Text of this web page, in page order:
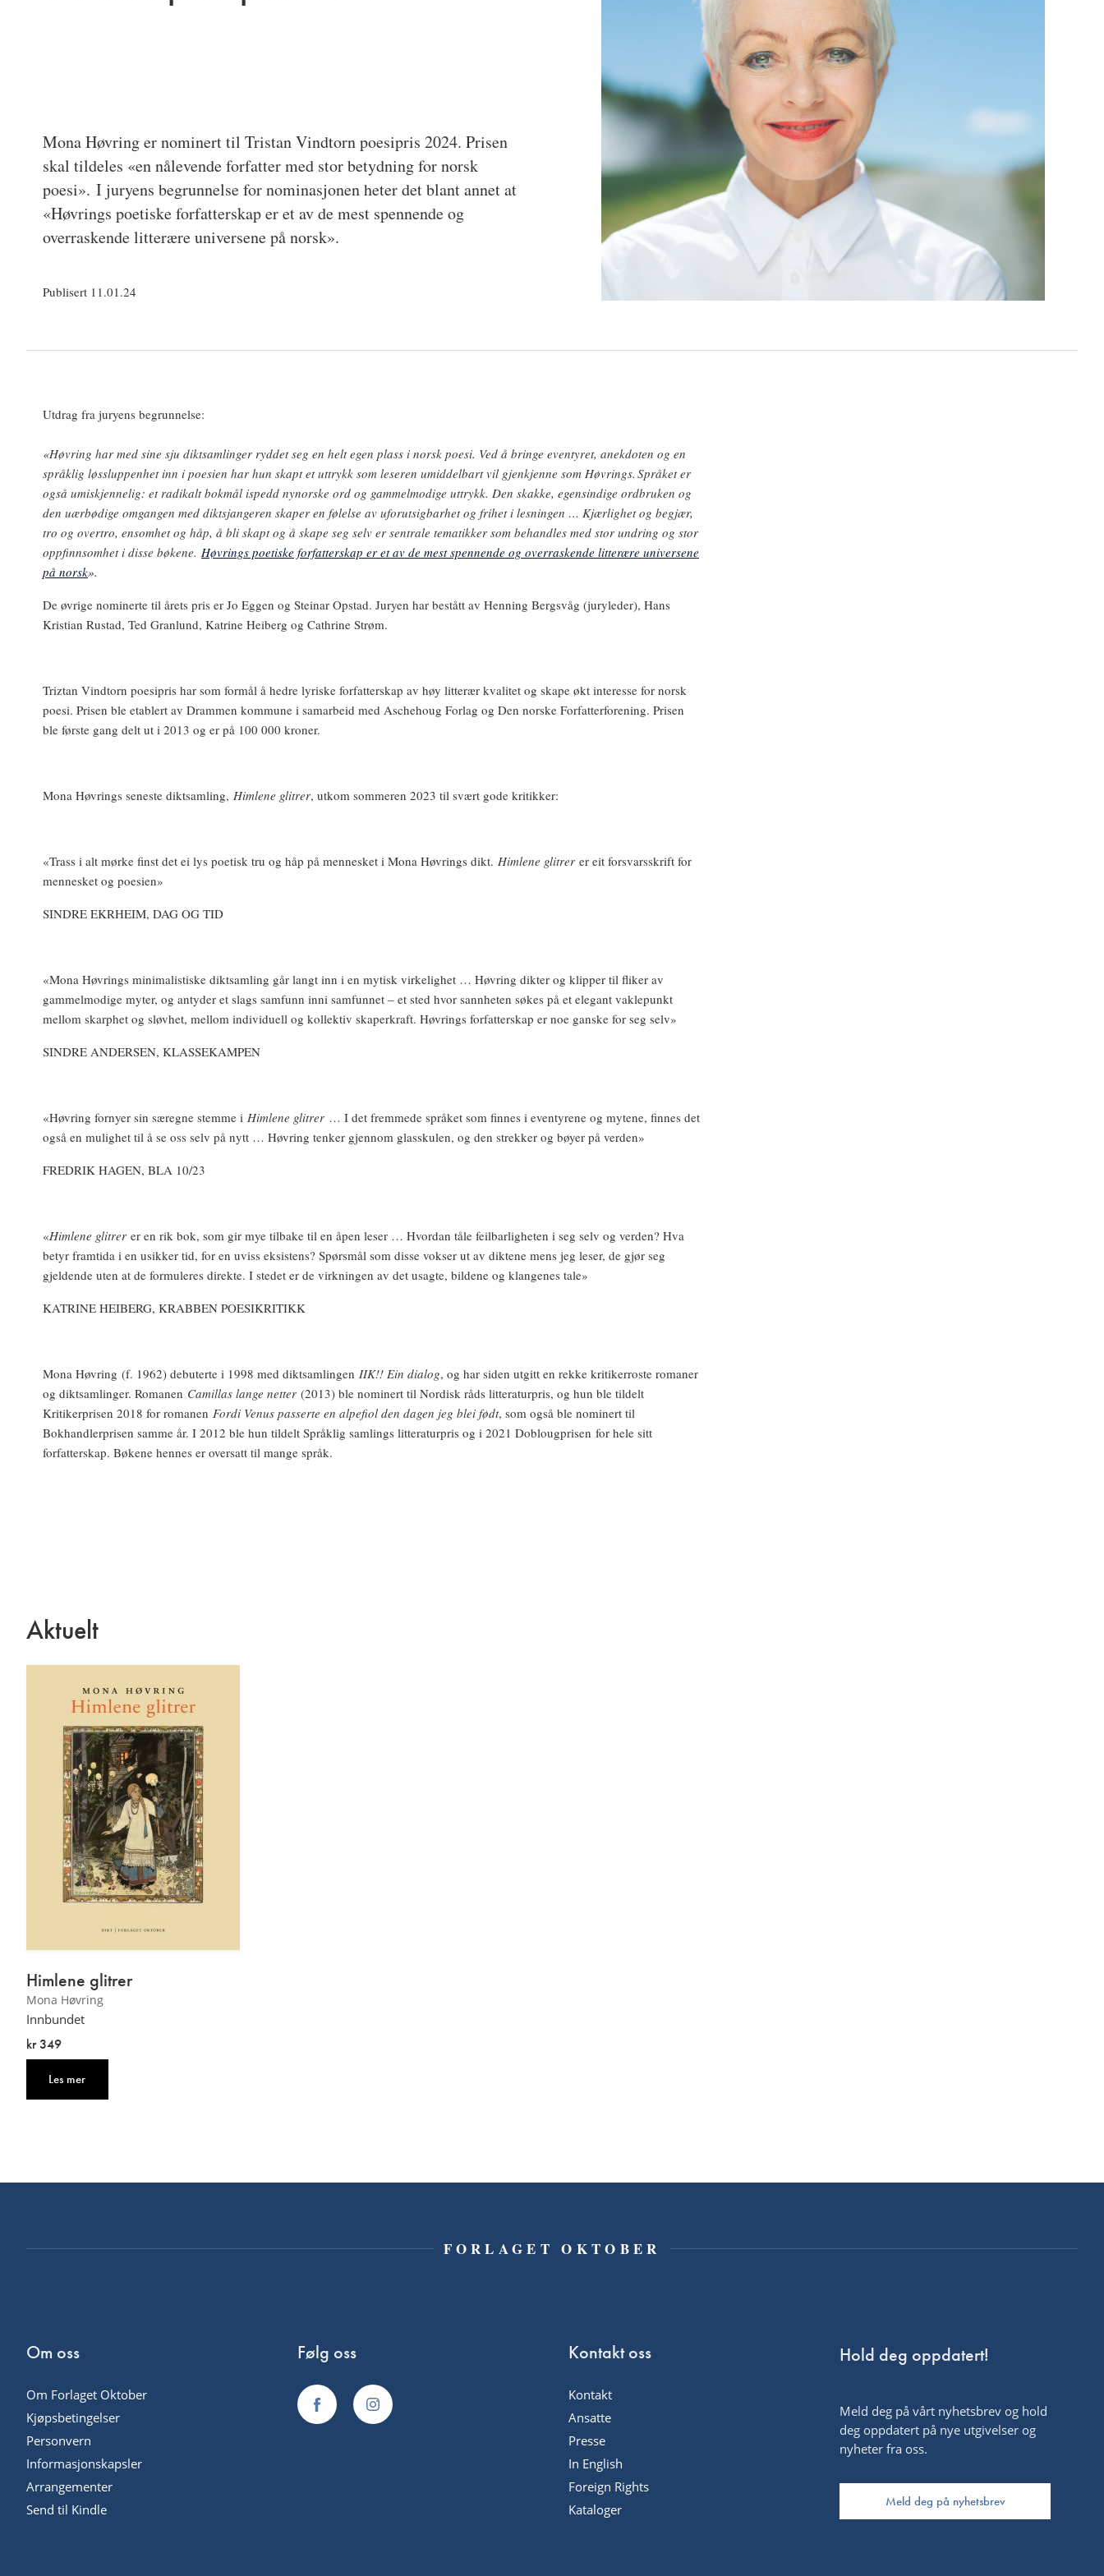
Mona Høvring er nominert til Tristan Vindtorn poesipris 2024. Prisen
skal tildeles «en nålevende forfatter med stor betydning for norsk
poesi». I juryens begrunnelse for nominasjonen heter det blant annet at
«Høvrings poetiske forfatterskap er et av de mest spennende og
overraskende litterære universene på norsk».
Publisert 11.01.24
Utdrag fra juryens begrunnelse:
«Høvring har med sine sju diktsamlinger ryddet seg en helt egen plass i norsk poesi. Ved å bringe eventyret, anekdoten og en
språklig løssluppenhet inn i poesien har hun skapt et uttrykk som leseren umiddelbart vil gjenkjenne som Høvrings. Språket er
også umiskjennelig: et radikalt bokmål ispedd nynorske ord og gammelmodige uttrykk. Den skakke, egensindige ordbruken og
den uærbødige omgangen med diktsjangeren skaper en følelse av uforutsigbarhet og frihet i lesningen … Kjærlighet og begjær,
tro og overtro, ensomhet og håp, å bli skapt og å skape seg selv er sentrale tematikker som behandles med stor undring og stor
oppfinnsomhet i disse bøkene. Høvrings poetiske forfatterskap er et av de mest spennende og overraskende litterære universene
på norsk».
De øvrige nominerte til årets pris er Jo Eggen og Steinar Opstad. Juryen har bestått av Henning Bergsvåg (juryleder), Hans
Kristian Rustad, Ted Granlund, Katrine Heiberg og Cathrine Strøm.
Triztan Vindtorn poesipris har som formål å hedre lyriske forfatterskap av høy litterær kvalitet og skape økt interesse for norsk
poesi. Prisen ble etablert av Drammen kommune i samarbeid med Aschehoug Forlag og Den norske Forfatterforening. Prisen
ble første gang delt ut i 2013 og er på 100 000 kroner.
Mona Høvrings seneste diktsamling, Himlene glitrer, utkom sommeren 2023 til svært gode kritikker:
«Trass i alt mørke finst det ei lys poetisk tru og håp på mennesket i Mona Høvrings dikt. Himlene glitrer er eit forsvarsskrift for
mennesket og poesien»
SINDRE EKRHEIM, DAG OG TID
«Mona Høvrings minimalistiske diktsamling går langt inn i en mytisk virkelighet … Høvring dikter og klipper til fliker av
gammelmodige myter, og antyder et slags samfunn inni samfunnet – et sted hvor sannheten søkes på et elegant vaklepunkt
mellom skarphet og sløvhet, mellom individuell og kollektiv skaperkraft. Høvrings forfatterskap er noe ganske for seg selv»
SINDRE ANDERSEN, KLASSEKAMPEN
«Høvring fornyer sin særegne stemme i Himlene glitrer … I det fremmede språket som finnes i eventyrene og mytene, finnes det
også en mulighet til å se oss selv på nytt … Høvring tenker gjennom glasskulen, og den strekker og bøyer på verden»
FREDRIK HAGEN, BLA 10/23
«Himlene glitrer er en rik bok, som gir mye tilbake til en åpen leser … Hvordan tåle feilbarligheten i seg selv og verden? Hva
betyr framtida i en usikker tid, for en uviss eksistens? Spørsmål som disse vokser ut av diktene mens jeg leser, de gjør seg
gjeldende uten at de formuleres direkte. I stedet er de virkningen av det usagte, bildene og klangenes tale»
KATRINE HEIBERG, KRABBEN POESIKRITIKK
Mona Høvring (f. 1962) debuterte i 1998 med diktsamlingen IIK!! Ein dialog, og har siden utgitt en rekke kritikerroste romaner
og diktsamlinger. Romanen Camillas lange netter (2013) ble nominert til Nordisk råds litteraturpris, og hun ble tildelt
Kritikerprisen 2018 for romanen Fordi Venus passerte en alpefiol den dagen jeg blei født, som også ble nominert til
Bokhandlerprisen samme år. I 2012 ble hun tildelt Språklig samlings litteraturpris og i 2021 Doblougprisen for hele sitt
forfatterskap. Bøkene hennes er oversatt til mange språk.
Aktuelt
Himlene glitrer
Mona Høvring
Innbundet
kr 349
Les mer
FORLAGET OKTOBER
Om oss
Om Forlaget Oktober
Kjøpsbetingelser
Personvern
Informasjonskapsler
Arrangementer
Send til Kindle
Følg oss Kontakt oss
Kontakt
Ansatte
Presse
In English
Foreign Rights
Kataloger
Hold deg oppdatert!
Meld deg på vårt nyhetsbrev og hold
deg oppdatert på nye utgivelser og
nyheter fra oss.
Meld deg på nyhetsbrev